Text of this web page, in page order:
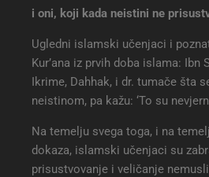
i oni, koji kada neistini ne
Ugledni islamski učenjaci i
Kur’ana iz prvih doba islama: Ibn
Ikrime, Dahhak, i dr. tumače šta
neistinom, pa kažu: ‘To su
Na temelju svega toga, i na
dokaza, islamski učenjaci su
prisustvovanje i veličanje